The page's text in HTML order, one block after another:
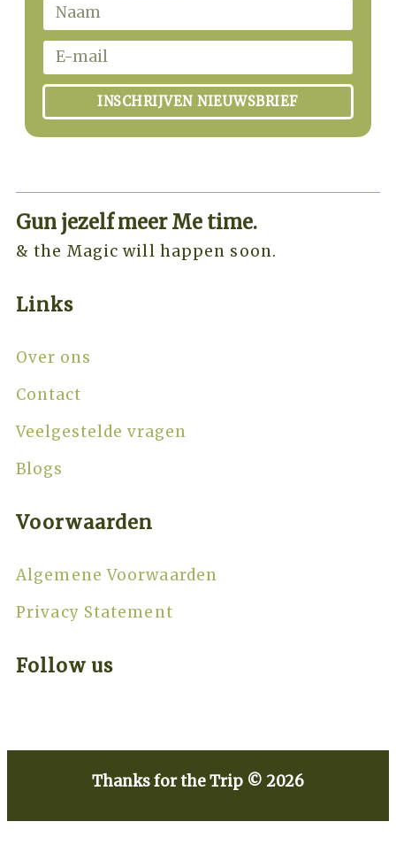
INSCHRIJVEN NIEUWSBRIEF
Gun jezelf meer Me time.​
& the Magic will happen soon.
Links
Over ons
Contact
Veelgestelde vragen
Blogs
Voorwaarden
Algemene Voorwaarden
Privacy Statement
Follow us
Thanks for the Trip © 2026